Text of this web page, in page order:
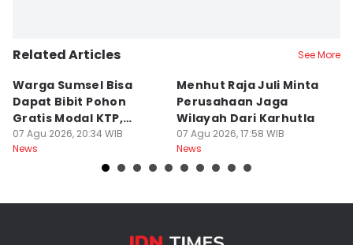
Related Articles See More
Warga Sumsel Bisa
Dapat Bibit Pohon
Gratis Modal KTP,
Menhut Beberkan
Caranya
07 Agu 2026, 20:34 WIB
News
Menhut Raja Juli Minta
Perusahaan Jaga
Wilayah Dari Karhutla
07 Agu 2026, 17:58 WIB
News